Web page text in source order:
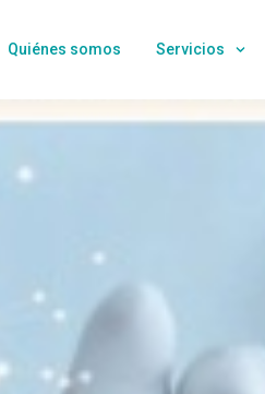
Quiénes somos Servicios